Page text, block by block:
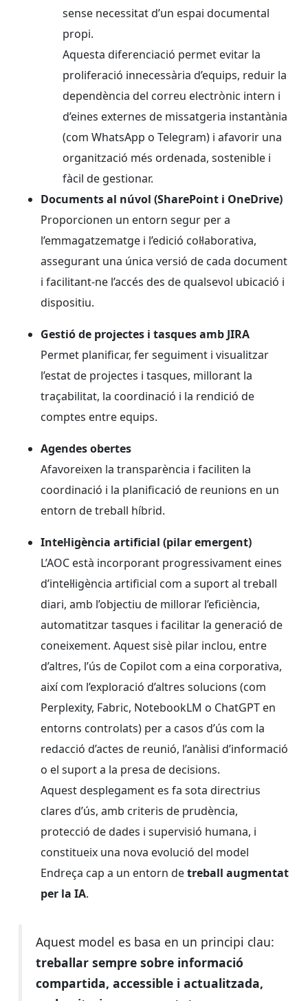
sense necessitat d’un espai documental
propi.
Aquesta diferenciació permet evitar la
proliferació innecessària d’equips, reduir la
dependència del correu electrònic intern i
d’eines externes de missatgeria instantània
(com WhatsApp o Telegram) i afavorir una
organització més ordenada, sostenible i
fàcil de gestionar.
Documents al núvol (SharePoint i OneDrive)
Proporcionen un entorn segur per a
l’emmagatzematge i l’edició col·laborativa,
assegurant una única versió de cada document
i facilitant-ne l’accés des de qualsevol ubicació i
dispositiu.
Gestió de projectes i tasques amb JIRA
Permet planificar, fer seguiment i visualitzar
l’estat de projectes i tasques, millorant la
traçabilitat, la coordinació i la rendició de
comptes entre equips.
Agendes obertes
Afavoreixen la transparència i faciliten la
coordinació i la planificació de reunions en un
entorn de treball híbrid.
Intel·ligència artificial (pilar emergent)
L’AOC està incorporant progressivament eines
d’intel·ligència artificial com a suport al treball
diari, amb l’objectiu de millorar l’eficiència,
automatitzar tasques i facilitar la generació de
coneixement. Aquest sisè pilar inclou, entre
d’altres, l’ús de Copilot com a eina corporativa,
així com l’exploració d’altres solucions (com
Perplexity, Fabric, NotebookLM o ChatGPT en
entorns controlats) per a casos d’ús com la
redacció d’actes de reunió, l’anàlisi d’informació
o el suport a la presa de decisions.
Aquest desplegament es fa sota directrius
clares d’ús, amb criteris de prudència,
protecció de dades i supervisió humana, i
constitueix una nova evolució del model
Endreça cap a un entorn detreball augmentat
per la IA.
Aquest model es basa en un principi clau:
treballar sempre sobre informació
compartida, accessible i actualitzada,